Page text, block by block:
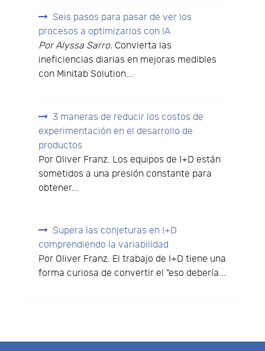
Seis pasos para pasar de ver los
procesos a optimizarlos con IA
Por Alyssa Sarro. Convierta las
ineficiencias diarias en mejoras medibles
con Minitab Solution...
3 maneras de reducir los costos de
experimentación en el desarrollo de
productos
Por Oliver Franz. Los equipos de I+D están
sometidos a una presión constante para
obtener...
Supera las conjeturas en I+D
comprendiendo la variabilidad
Por Oliver Franz. El trabajo de I+D tiene una
forma curiosa de convertir el "eso debería...